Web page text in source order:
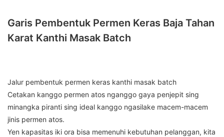
Garis Pembentuk Permen Keras Baja Tahan
Karat Kanthi Masak Batch
Jalur pembentuk permen keras kanthi masak batch
Cetakan kanggo permen atos nganggo gaya penjepit sing
minangka piranti sing ideal kanggo ngasilake macem-macem
jinis permen atos.
Yen kapasitas iki ora bisa memenuhi kebutuhan pelanggan, kita